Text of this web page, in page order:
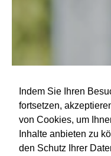
Indem Sie Ihren
fortsetzen,
von Cookies, um
Inhalte anbieten zu
den Schutz Ihrer